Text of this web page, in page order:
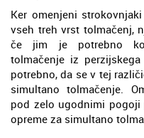
Ker omenjeni
vseh treh vrst tolmačenj,
če jim je potrebno
tolmačenje iz
potrebno, da se v tej
simultano tolmačenje.
pod zelo ugodnimi
opreme za simultano